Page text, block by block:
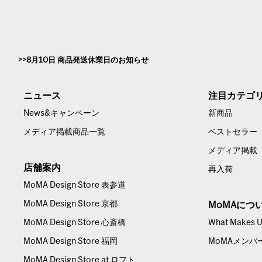
8月10日 商品発送休業日のお知らせ
ニュース
News&キャンペーン
メディア掲載商品一覧
店舗案内
MoMA Design Store 表参道
MoMA Design Store 京都
MoMA Design Store 心斎橋
MoMA Design Store 福岡
MoMA Design Store at ロフト
注目カテゴ
新商品
ベストセラー
メディア掲載
再入荷
MoMAにつ
What Makes
MoMAメンバ